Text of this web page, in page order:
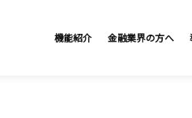
機能紹介 金融業界の方へ